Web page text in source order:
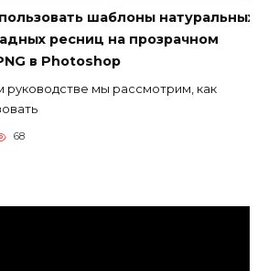
шаблоны натуральных
ресниц на прозрачном
в Photoshop
руководстве мы рассмотрим, как
68